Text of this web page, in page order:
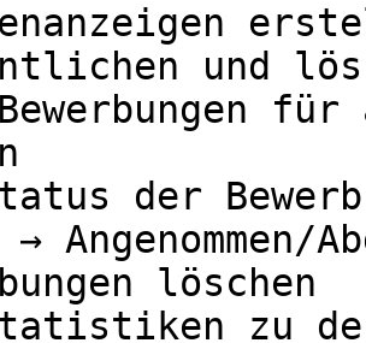
und
der
Angenommen/
löschen
zu